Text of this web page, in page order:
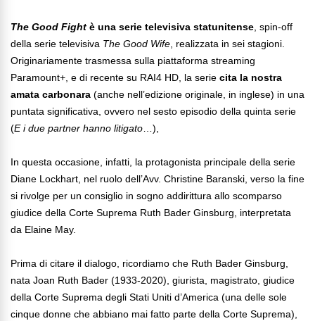
The Good Fight è una serie televisiva statunitense , spin-off
della serie televisiva The Good Wife , realizzata in sei stagioni.
Originariamente trasmessa sulla piattaforma streaming
Paramount+, e di recente su RAI4 HD, la serie cita la nostra
amata carbonara (anche nell’edizione originale, in inglese) in una
puntata significativa, ovvero nel sesto episodio della quinta serie
(E i due partner hanno litigato …),
In questa occasione, infatti, la protagonista principale della serie
Diane Lockhart, nel ruolo dell’Avv. Christine Baranski, verso la fine
si rivolge per un consiglio in sogno addirittura allo scomparso
giudice della Corte Suprema Ruth Bader Ginsburg, interpretata
da Elaine May.
Prima di citare il dialogo, ricordiamo che Ruth Bader Ginsburg,
nata Joan Ruth Bader (1933-2020), giurista, magistrato, giudice
della Corte Suprema degli Stati Uniti d’America (una delle sole
cinque donne che abbiano mai fatto parte della Corte Suprema),